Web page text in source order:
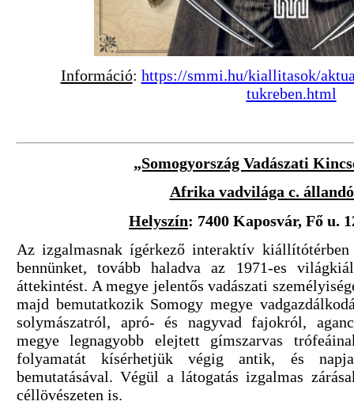
Információ: https://smmi.hu/kiallitasok/
tukreben.html
„Somogyország Vadászati
Afrika vadvilága c.
Helyszín: 7400 Kaposvár, Fő u.
Az izgalmasnak ígérkező interaktív kiállítótérben
bennünket, tovább haladva az 1971-es
áttekintést. A megye jelentős vadászati
majd bemutatkozik Somogy megye
solymászatról, apró- és nagyvad fajokról,
megye legnagyobb elejtett gímszarvas
folyamatát kísérhetjük végig antik, és
bemutatásával. Végül a látogatás izgalmas
céllövészeten is.